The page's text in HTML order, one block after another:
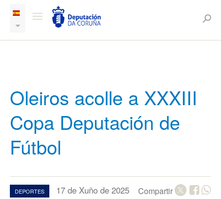
Oleiros acolle a XXXIII
Copa Deputación de
Fútbol
DEPORTES 17 de Xuño de 2025 Compartir